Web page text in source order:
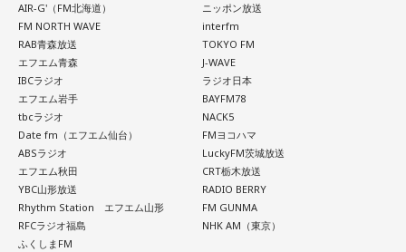
AIR-G'（FM北海道）
FM NORTH WAVE
RAB青森放送
エフエム青森
IBCラジオ
エフエム岩手
tbcラジオ
Date fm（エフエム仙台）
ABSラジオ
エフエム秋田
YBC山形放送
Rhythm Station エフエム山形
RFCラジオ福島
ふくしまFM
ニッポン放送
interfm
TOKYO FM
J-WAVE
ラジオ日本
BAYFM78
NACK5
FMヨコハマ
LuckyFM茨城放送
CRT栃木放送
RADIO BERRY
FM GUNMA
NHK AM（東京）